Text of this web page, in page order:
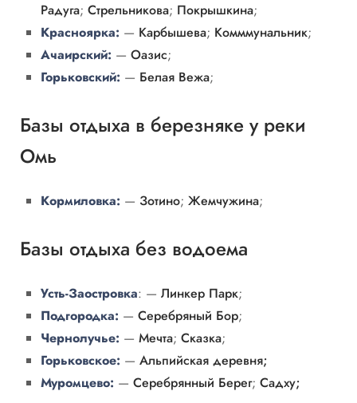
Радуга; Стрельникова; Покрышкина;
Красноярка: — Карбышева; Комммунальник;
Ачаирский: — Оазис;
Горьковский: — Белая Вежа;
Базы отдыха в березняке у реки
Омь
Кормиловка: — Зотино; Жемчужина;
Базы отдыха без водоема
Усть-Заостровка: — Линкер Парк;
Подгородка: — Серебряный Бор;
Чернолучье: — Мечта; Сказка;
Горьковское: — Альпийская деревня;
Муромцево: — Серебрянный Берег; Садху;